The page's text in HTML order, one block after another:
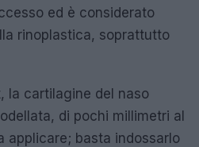
ed è considerato
rinoplastica, soprattutto
la cartilagine del naso
di pochi millimetri al
applicare; basta indossarlo